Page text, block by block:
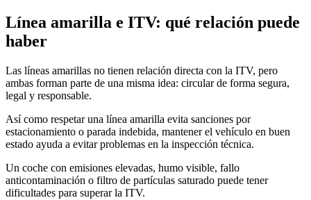
Línea amarilla e ITV: qué relación puede
haber
Las líneas amarillas no tienen relación directa con la ITV, pero
ambas forman parte de una misma idea: circular de forma segura,
legal y responsable.
Así como respetar una línea amarilla evita sanciones por
estacionamiento o parada indebida, mantener el vehículo en buen
estado ayuda a evitar problemas en la inspección técnica.
Un coche con emisiones elevadas, humo visible, fallo
anticontaminación o filtro de partículas saturado puede tener
dificultades para superar la ITV.